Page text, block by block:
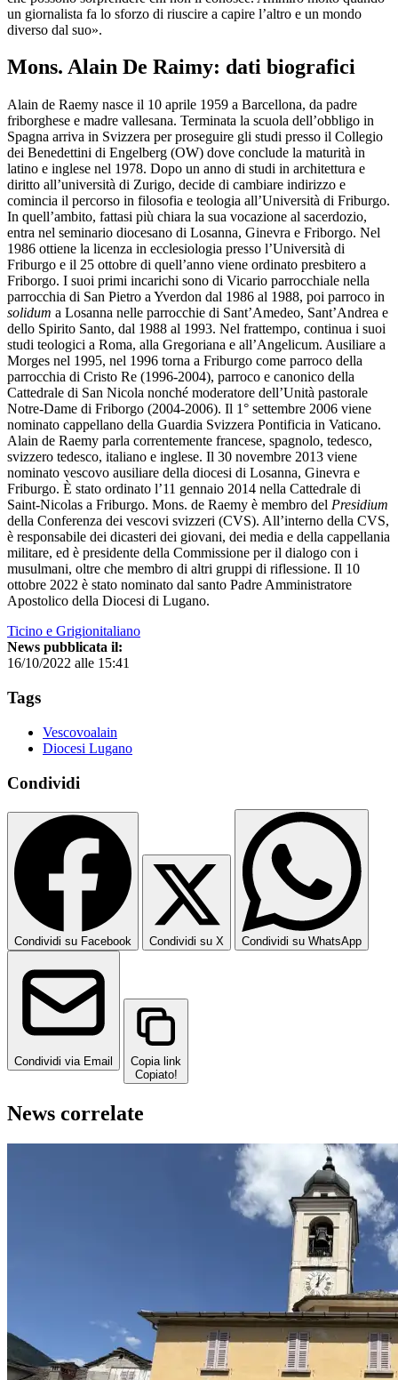
un giornalista fa lo sforzo di riuscire a capire l’altro e un mondo
diverso dal suo».
Mons. Alain De Raimy: dati biografici
Alain de Raemy nasce il 10 aprile 1959 a Barcellona, da padre
friborghese e madre vallesana. Terminata la scuola dell’obbligo in
Spagna arriva in Svizzera per proseguire gli studi presso il Collegio
dei Benedettini di Engelberg (OW) dove conclude la maturità in
latino e inglese nel 1978. Dopo un anno di studi in architettura e
diritto all’università di Zurigo, decide di cambiare indirizzo e
comincia il percorso in filosofia e teologia all’Università di Friburgo.
In quell’ambito, fattasi più chiara la sua vocazione al sacerdozio,
entra nel seminario diocesano di Losanna, Ginevra e Friborgo. Nel
1986 ottiene la licenza in ecclesiologia presso l’Università di
Friburgo e il 25 ottobre di quell’anno viene ordinato presbitero a
Friborgo. I suoi primi incarichi sono di Vicario parrocchiale nella
parrocchia di San Pietro a Yverdon dal 1986 al 1988, poi parroco in
solidum a Losanna nelle parrocchie di Sant’Amedeo, Sant’Andrea e
dello Spirito Santo, dal 1988 al 1993. Nel frattempo, continua i suoi
studi teologici a Roma, alla Gregoriana e all’Angelicum. Ausiliare a
Morges nel 1995, nel 1996 torna a Friburgo come parroco della
parrocchia di Cristo Re (1996-2004), parroco e canonico della
Cattedrale di San Nicola nonché moderatore dell’Unità pastorale
Notre-Dame di Friborgo (2004-2006). Il 1° settembre 2006 viene
nominato cappellano della Guardia Svizzera Pontificia in Vaticano.
Alain de Raemy parla correntemente francese, spagnolo, tedesco,
svizzero tedesco, italiano e inglese. Il 30 novembre 2013 viene
nominato vescovo ausiliare della diocesi di Losanna, Ginevra e
Friburgo. È stato ordinato l’11 gennaio 2014 nella Cattedrale di
Saint-Nicolas a Friburgo. Mons. de Raemy è membro del Presidium
della Conferenza dei vescovi svizzeri (CVS). All’interno della CVS,
è responsabile dei dicasteri dei giovani, dei media e della cappellania
militare, ed è presidente della Commissione per il dialogo con i
musulmani, oltre che membro di altri gruppi di riflessione. Il 10
ottobre 2022 è stato nominato dal santo Padre Amministratore
Apostolico della Diocesi di Lugano.
Ticino e Grigionitaliano
News pubblicata il:
16/10/2022 alle 15:41
Tags
Vescovoalain
Diocesi Lugano
Condividi
Condividi su Facebook Condividi su X Condividi su WhatsApp
Condividi via Email
Copia link
Copiato!
News correlate